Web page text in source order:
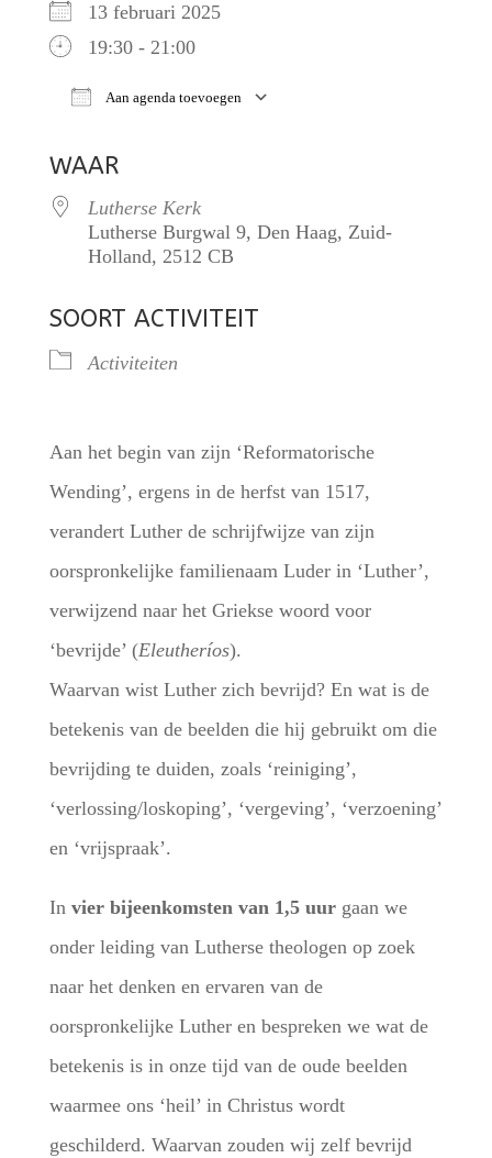
13 februari 2025
19:30 - 21:00
Aan agenda toevoegen
WAAR
Lutherse Kerk
Lutherse Burgwal 9, Den Haag, Zuid-
Holland, 2512 CB
SOORT ACTIVITEIT
Activiteiten
Aan het begin van zijn ‘Reformatorische
Wending’, ergens in de herfst van 1517,
verandert Luther de schrijfwijze van zijn
oorspronkelijke familienaam Luder in ‘Luther’,
verwijzend naar het Griekse woord voor
‘bevrijde’ (Eleutheríos).
Waarvan wist Luther zich bevrijd? En wat is de
betekenis van de beelden die hij gebruikt om die
bevrijding te duiden, zoals ‘reiniging’,
‘verlossing/loskoping’, ‘vergeving’, ‘verzoening’
en ‘vrijspraak’.
In vier bijeenkomsten van 1,5 uurgaan we
onder leiding van Lutherse theologen op zoek
naar het denken en ervaren van de
oorspronkelijke Luther en bespreken we wat de
betekenis is in onze tijd van de oude beelden
waarmee ons ‘heil’ in Christus wordt
geschilderd. Waarvan zouden wij zelf bevrijd